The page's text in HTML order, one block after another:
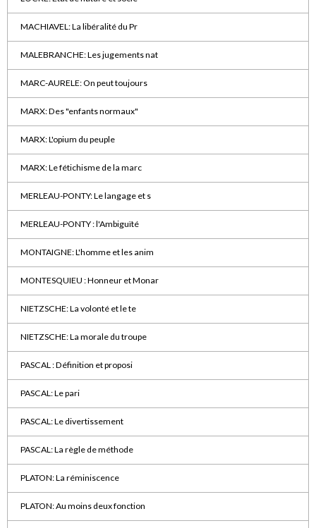
MACHIAVEL: La libéralité du Pr
MALEBRANCHE: Les jugements nat
MARC-AURELE: On peut toujours
MARX: Des "enfants normaux"
MARX: L'opium du peuple
MARX: Le fétichisme de la marc
MERLEAU-PONTY: Le langage et s
MERLEAU-PONTY : l'Ambiguïté
MONTAIGNE: L'homme et les anim
MONTESQUIEU : Honneur et Monar
NIETZSCHE: La volonté et le te
NIETZSCHE: La morale du troupe
PASCAL : Définition et proposi
PASCAL: Le pari
PASCAL: Le divertissement
PASCAL: La règle de méthode
PLATON: La réminiscence
PLATON: Au moins deux fonction